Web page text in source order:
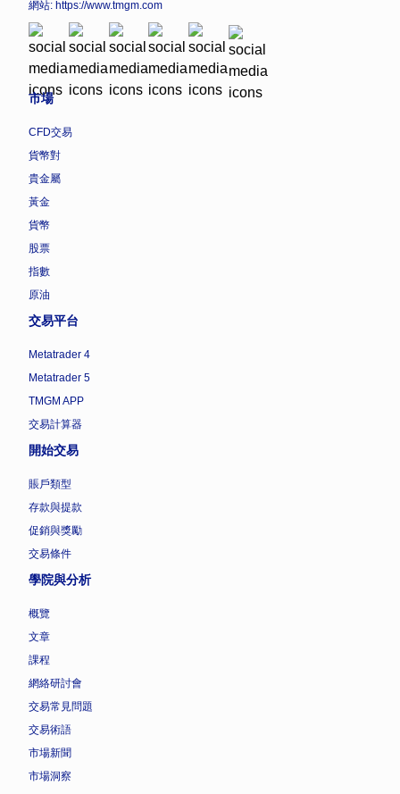
網站: https://www.tmgm.com
市場
CFD交易
貨幣對
貴金屬
黃金
貨幣
股票
指數
原油
交易平台
Metatrader 4
Metatrader 5
TMGM APP
交易計算器
開始交易
賬戶類型
存款與提款
促銷與獎勵
交易條件
學院與分析
概覽
文章
課程
網絡研討會
交易常見問題
交易術語
市場新聞
市場洞察